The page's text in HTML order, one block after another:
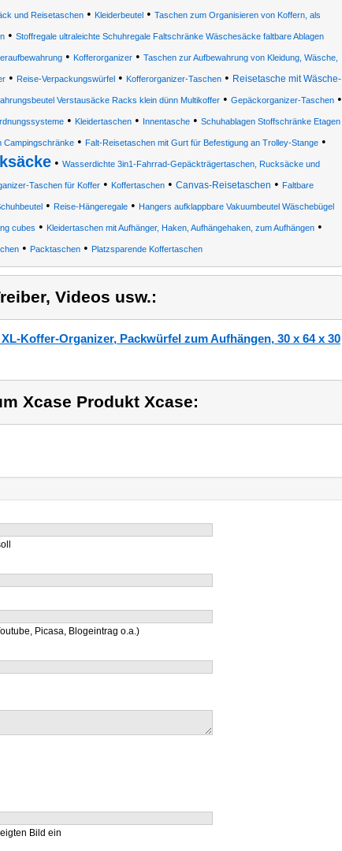
und Reisetaschen• Kleiderbeutel• Taschen zum Organisieren von Koffern, als
• Stoffregale ultraleichte Schuhregale Faltschränke Wäschesäcke faltbare Ablagen
• Kofferorganizer• Taschen zur Aufbewahrung von Kleidung, Wäsche,
• Reise-Verpackungswürfel • Kofferorganizer-Taschen • Reisetasche mit Wäsche-
Verstausäcke Racks klein dünn Multikoffer • Gepäckorganizer-Taschen •
• Kleidertaschen • Innentasche • Schuhablagen Stoffschränke Etagen
Campingschränke • Falt-Reisetaschen mit Gurt für Befestigung an Trolley-Stange •
• Wasserdichte 3in1-Fahrrad-Gepäckträgertaschen, Rucksäcke und
Taschen für Koffer • Koffertaschen • Canvas-Reisetaschen • Faltbare
• Reise-Hängeregale• Hangers aufklappbare Vakuumbeutel Wäschebügel
cubes • Kleidertaschen mit Aufhänger, Haken, Aufhängehaken, zum Aufhängen•
• Packtaschen • Platzsparende Koffertaschen
Videos usw.:
Koffer-Organizer, Packwürfel zum Aufhängen, 30 x 64 x 30
Xcase Produkt Xcase:
Picasa, Blogeintrag o.a.)
Bild ein